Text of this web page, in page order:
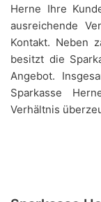
Herne Ihre
ausreichende
Kontakt. Neben
besitzt die
Angebot.
Sparkasse
Verhältnis